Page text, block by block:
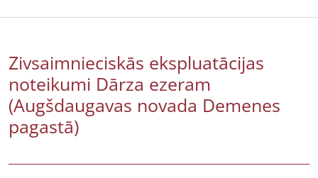
Zivsaimnieciskās ekspluatācijas
noteikumi Dārza ezeram
(Augšdaugavas novada Demenes
pagastā)